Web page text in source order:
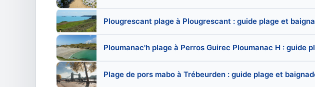
Plougrescant plage à Plougrescant : guide plage et
Ploumanac'h plage à Perros Guirec Ploumanac H : guide
Plage de pors mabo à Trébeurden : guide plage et